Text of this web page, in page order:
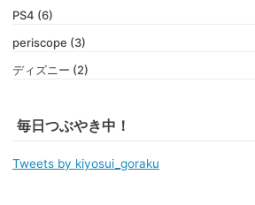
PS4 (6)
periscope (3)
ディズニー (2)
毎日つぶやき中！
Tweets by kiyosui_goraku